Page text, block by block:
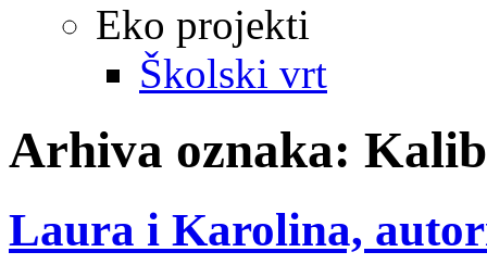
Eko projekti
Školski vrt
Arhiva oznaka:
Laura i Karolina,